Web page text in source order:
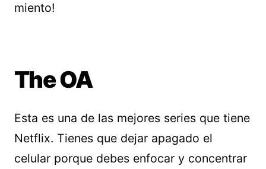
miento!
The OA
Esta es una de las mejores series que tiene
Netflix. Tienes que dejar apagado el
celular porque debes enfocar y concentrar